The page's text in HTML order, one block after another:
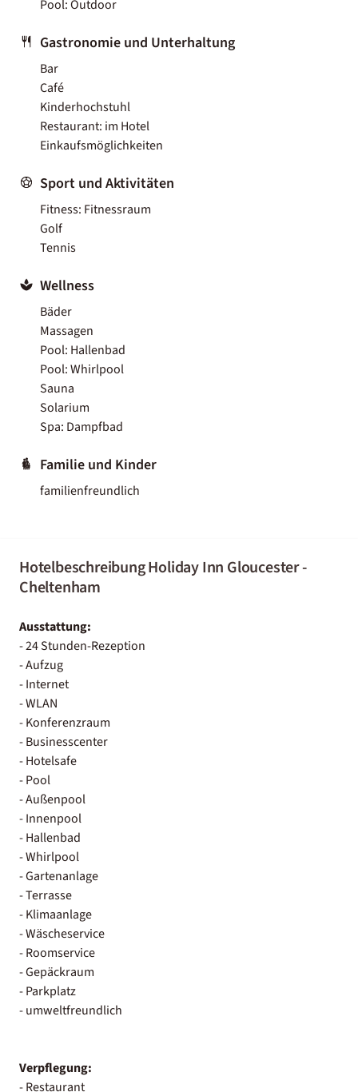
Pool: Outdoor
Gastronomie und Unterhaltung
Bar
Café
Kinderhochstuhl
Restaurant: im Hotel
Einkaufsmöglichkeiten
Sport und Aktivitäten
Fitness: Fitnessraum
Golf
Tennis
Wellness
Bäder
Massagen
Pool: Hallenbad
Pool: Whirlpool
Sauna
Solarium
Spa: Dampfbad
Familie und Kinder
familienfreundlich
Hotelbeschreibung Holiday Inn Gloucester -
Cheltenham
Ausstattung:
- 24 Stunden-Rezeption
- Aufzug
- Internet
- WLAN
- Konferenzraum
- Businesscenter
- Hotelsafe
- Pool
- Außenpool
- Innenpool
- Hallenbad
- Whirlpool
- Gartenanlage
- Terrasse
- Klimaanlage
- Wäscheservice
- Roomservice
- Gepäckraum
- Parkplatz
- umweltfreundlich
Verpflegung:
- Restaurant